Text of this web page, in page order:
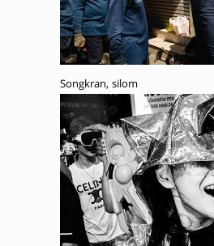
Songkran, silom